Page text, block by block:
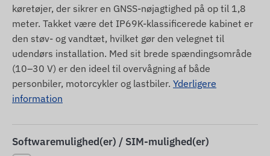
køretøjer, der sikrer en GNSS-nøjagtighed på op til 1,8
meter. Takket være det IP69K-klassificerede kabinet er
den støv- og vandtæt, hvilket gør den velegnet til
udendørs installation. Med sit brede spændingsområde
(10–30 V) er den ideel til overvågning af både
personbiler, motorcykler og lastbiler. Yderligere
information
Softwaremulighed(er) / SIM-mulighed(er)